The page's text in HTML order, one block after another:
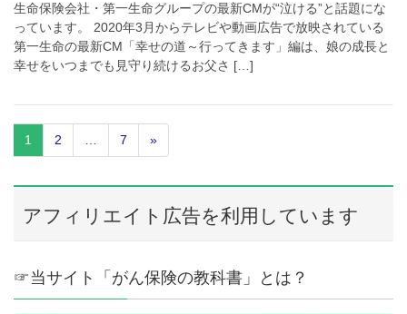
生命保険会社・第一生命グループの最新CMが“泣ける”と話題にな
っています。 2020年3月からテレビや動画広告で放映されている
第一生命の最新CM「幸せの道～行ってきます」編は、娘の成長と
幸せをいつまでも見守り続けるお父さ […]
1 2 7 »
アフィリエイト広告を利用しています
☞当サイト「がん保険の教科書」とは？